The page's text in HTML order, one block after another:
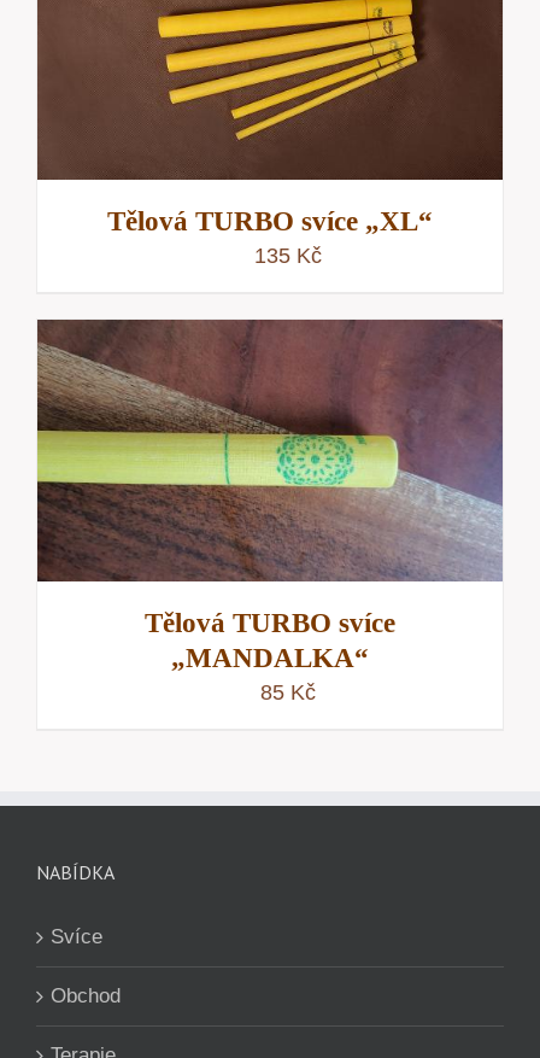
Tělová TURBO svíce „XL“
135 Kč
Tělová TURBO svíce
„MANDALKA“
85 Kč
NABÍDKA
Svíce
Obchod